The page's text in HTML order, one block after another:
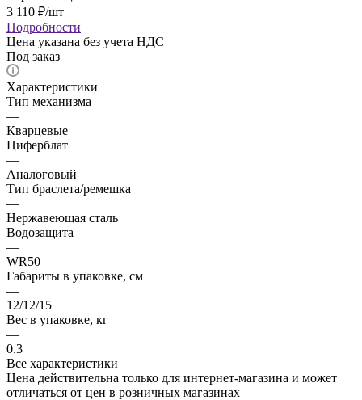
3 110 ₽/шт
Подробности
Цена указана без учета НДС
Под заказ
Характеристики
Тип механизма
—
Кварцевые
Циферблат
—
Аналоговый
Тип браслета/ремешка
—
Нержавеющая сталь
Водозащита
—
WR50
Габариты в упаковке, см
—
12/12/15
Вес в упаковке, кг
—
0.3
Все характеристики
Цена действительна только для интернет-магазина и может
отличаться от цен в розничных магазинах